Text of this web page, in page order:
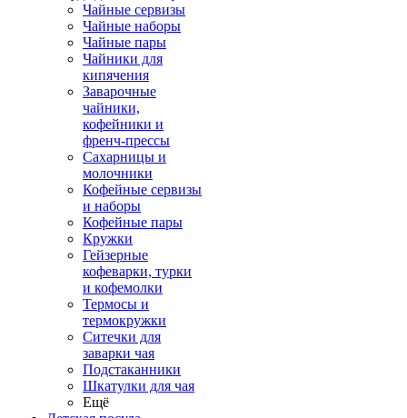
Чайные сервизы
Чайные наборы
Чайные пары
Чайники для
кипячения
Заварочные
чайники,
кофейники и
френч-прессы
Сахарницы и
молочники
Кофейные сервизы
и наборы
Кофейные пары
Кружки
Гейзерные
кофеварки, турки
и кофемолки
Термосы и
термокружки
Ситечки для
заварки чая
Подстаканники
Шкатулки для чая
Ещё